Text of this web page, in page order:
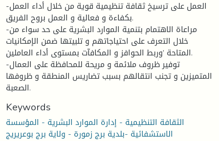
-العمل على ترسيخ ثقافة تنظيمية قوية من خلال أداء العمل
بكفاءة و فعالية و العمل بروح الفريق.
-مراعاة الاهتمام بتنمية الموارد البشرية على حد سواء من
خلال التعرف على احتياجاتهم و تلبيتها ضمن الإمكانيات
المتاحة ’وربط الحوافز و المكافآت بمستوى أداء العاملين.
-توفير ظروف ملائمة و مريحة للمحافظة على العمال
المتميزين و تجنب انتقالهم بسبب تضاريس المنطقة و ظروفها
الصعبة.
Keywords
الثقافة التنظيمية - إدارة الموارد البشرية - المؤسسة
الاستشفائية -بلدية برج زمورة - ولاية برج بوعريريج